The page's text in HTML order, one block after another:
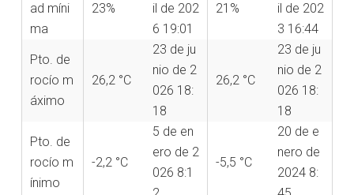
ad míni
ma
23%
il de 202
6 19:01
21%
il de 202
3 16:44
Pto. de
rocío m
áximo
26,2 °C
23 de ju
nio de 2
026 18:
18
26,2 °C
23 de ju
nio de 2
026 18:
18
Pto. de
rocío m
ínimo
-2,2 °C
5 de en
ero de 2
026 8:1
-5,5 °C
20 de e
nero de
2024 8: